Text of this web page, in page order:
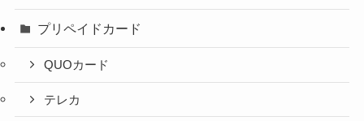
プリペイドカード
QUOカード
テレカ